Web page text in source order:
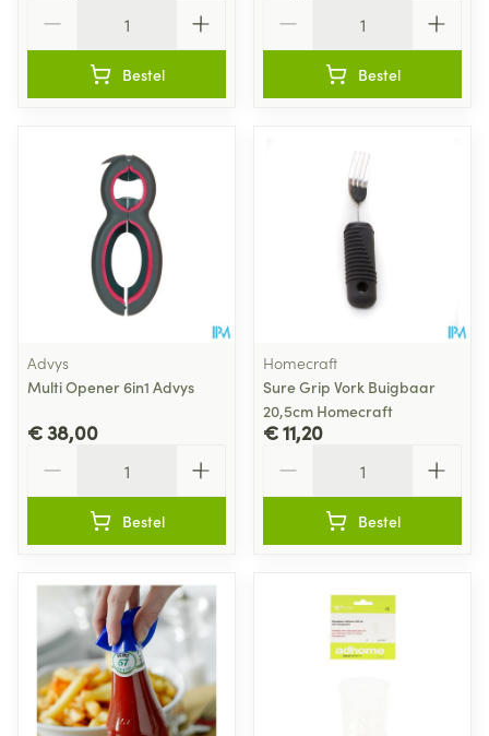
Bestel Bestel
Advys
Multi Opener 6in1 Advys
€ 38,00
Bestel
Homecraft
Sure Grip Vork Buigbaar
20,5cm Homecraft
€ 11,20
Bestel